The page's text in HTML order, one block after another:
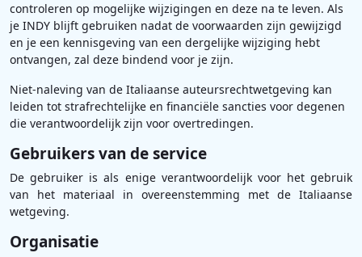
controleren op mogelijke wijzigingen en deze na te leven. Als
je INDY blijft gebruiken nadat de voorwaarden zijn gewijzigd
en je een kennisgeving van een dergelijke wijziging hebt
ontvangen, zal deze bindend voor je zijn.
Niet-naleving van de Italiaanse auteursrechtwetgeving kan
leiden tot strafrechtelijke en financiële sancties voor degenen
die verantwoordelijk zijn voor overtredingen.
Gebruikers van de service
De gebruiker is als enige verantwoordelijk voor het gebruik
van het materiaal in overeenstemming met de Italiaanse
wetgeving.
Organisatie